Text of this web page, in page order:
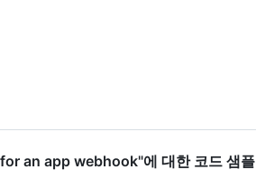
an app webhook"에 대한 코드 샘플